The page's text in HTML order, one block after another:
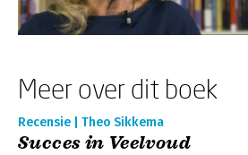
Meer over dit boek
Recensie | Theo Sikkema
Succes in Veelvoud